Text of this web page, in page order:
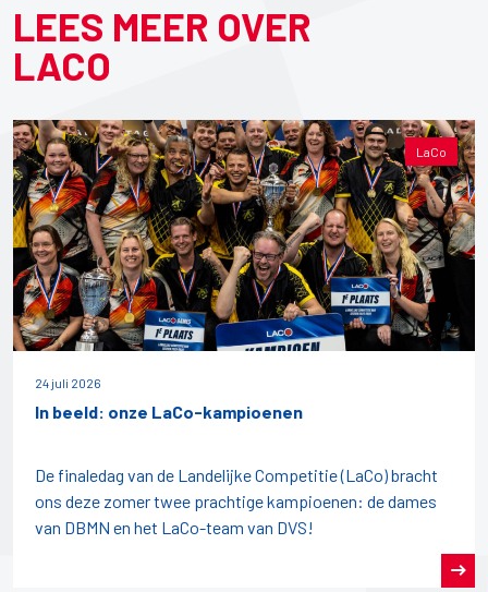
LEES MEER OVER
LACO
LaCo
24 juli 2026
In beeld: onze LaCo-kampioenen
De finaledag van de Landelijke Competitie (LaCo) bracht
ons deze zomer twee prachtige kampioenen: de dames
van DBMN en het LaCo-team van DVS!